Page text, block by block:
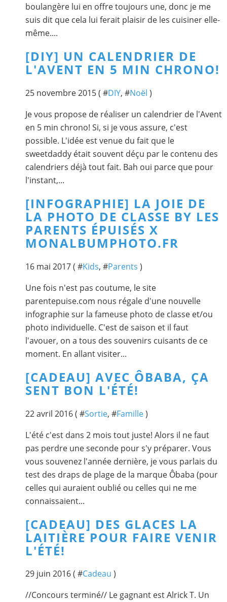
boulangère lui en offre toujours une, donc je me
suis dit que cela lui ferait plaisir de les cuisiner elle-
même....
[DIY] UN CALENDRIER DE
L'AVENT EN 5 MIN CHRONO!
25 novembre 2015 ( #DIY, #Noël )
Je vous propose de réaliser un calendrier de l'Avent
en 5 min chrono! Si, si je vous assure, c'est
possible. L'idée est venue du fait que le
sweetdaddy était souvent déçu par le contenu des
calendriers déjà tout fait. Bah oui parce que pour
l'instant,...
[INFOGRAPHIE] LA JOIE DE
LA PHOTO DE CLASSE BY LES
PARENTS ÉPUISÉS X
MONALBUMPHOTO.FR
16 mai 2017 ( #Kids, #Parents )
Une fois n'est pas coutume, le site
parentepuise.com nous régale d'une nouvelle
infographie sur la fameuse photo de classe et/ou
photo individuelle. C'est de saison et il faut
l'avouer, on a tous des souvenirs cuisants de ce
moment. En allant visiter...
[CADEAU] AVEC ÔBABA, ÇA
SENT BON L'ÉTÉ!
22 avril 2016 ( #Sortie, #Famille)
L'été c'est dans 2 mois tout juste! Alors il ne faut
pas perdre une seconde pour s'y préparer. Vous
vous souvenez l'année dernière, je vous parlais du
test des draps de plage de la marque Ôbaba (pour
celles qui auraient oublié ou celles qui ne me
connaissaient...
[CADEAU] DES GLACES LA
LAITIÈRE POUR FAIRE VENIR
L'ÉTÉ!
29 juin 2016 ( #Cadeau )
//Concours terminé// Le gagnant est Alrick T. Un